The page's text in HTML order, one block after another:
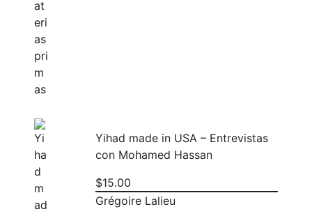
Yihad made in USA – Entrevistas
con Mohamed Hassan
$15.00
Grégoire Lalieu